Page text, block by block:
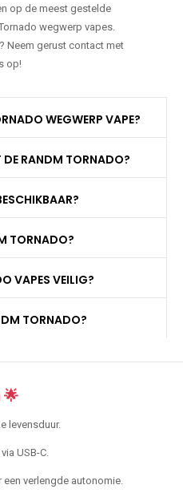
op de meest gestelde
wegwerp vapes.
Neem gerust contact met
op!
WEGWERP VAPE?
DE RANDM TORNADO?
TORNADO?
VAPES VEILIG?
TORNADO?
levensduur.
USB-C.
verlengde autonomie.